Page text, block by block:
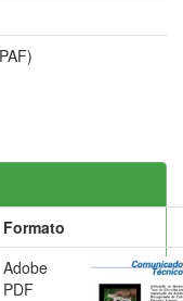
Formato
Adobe
PDF